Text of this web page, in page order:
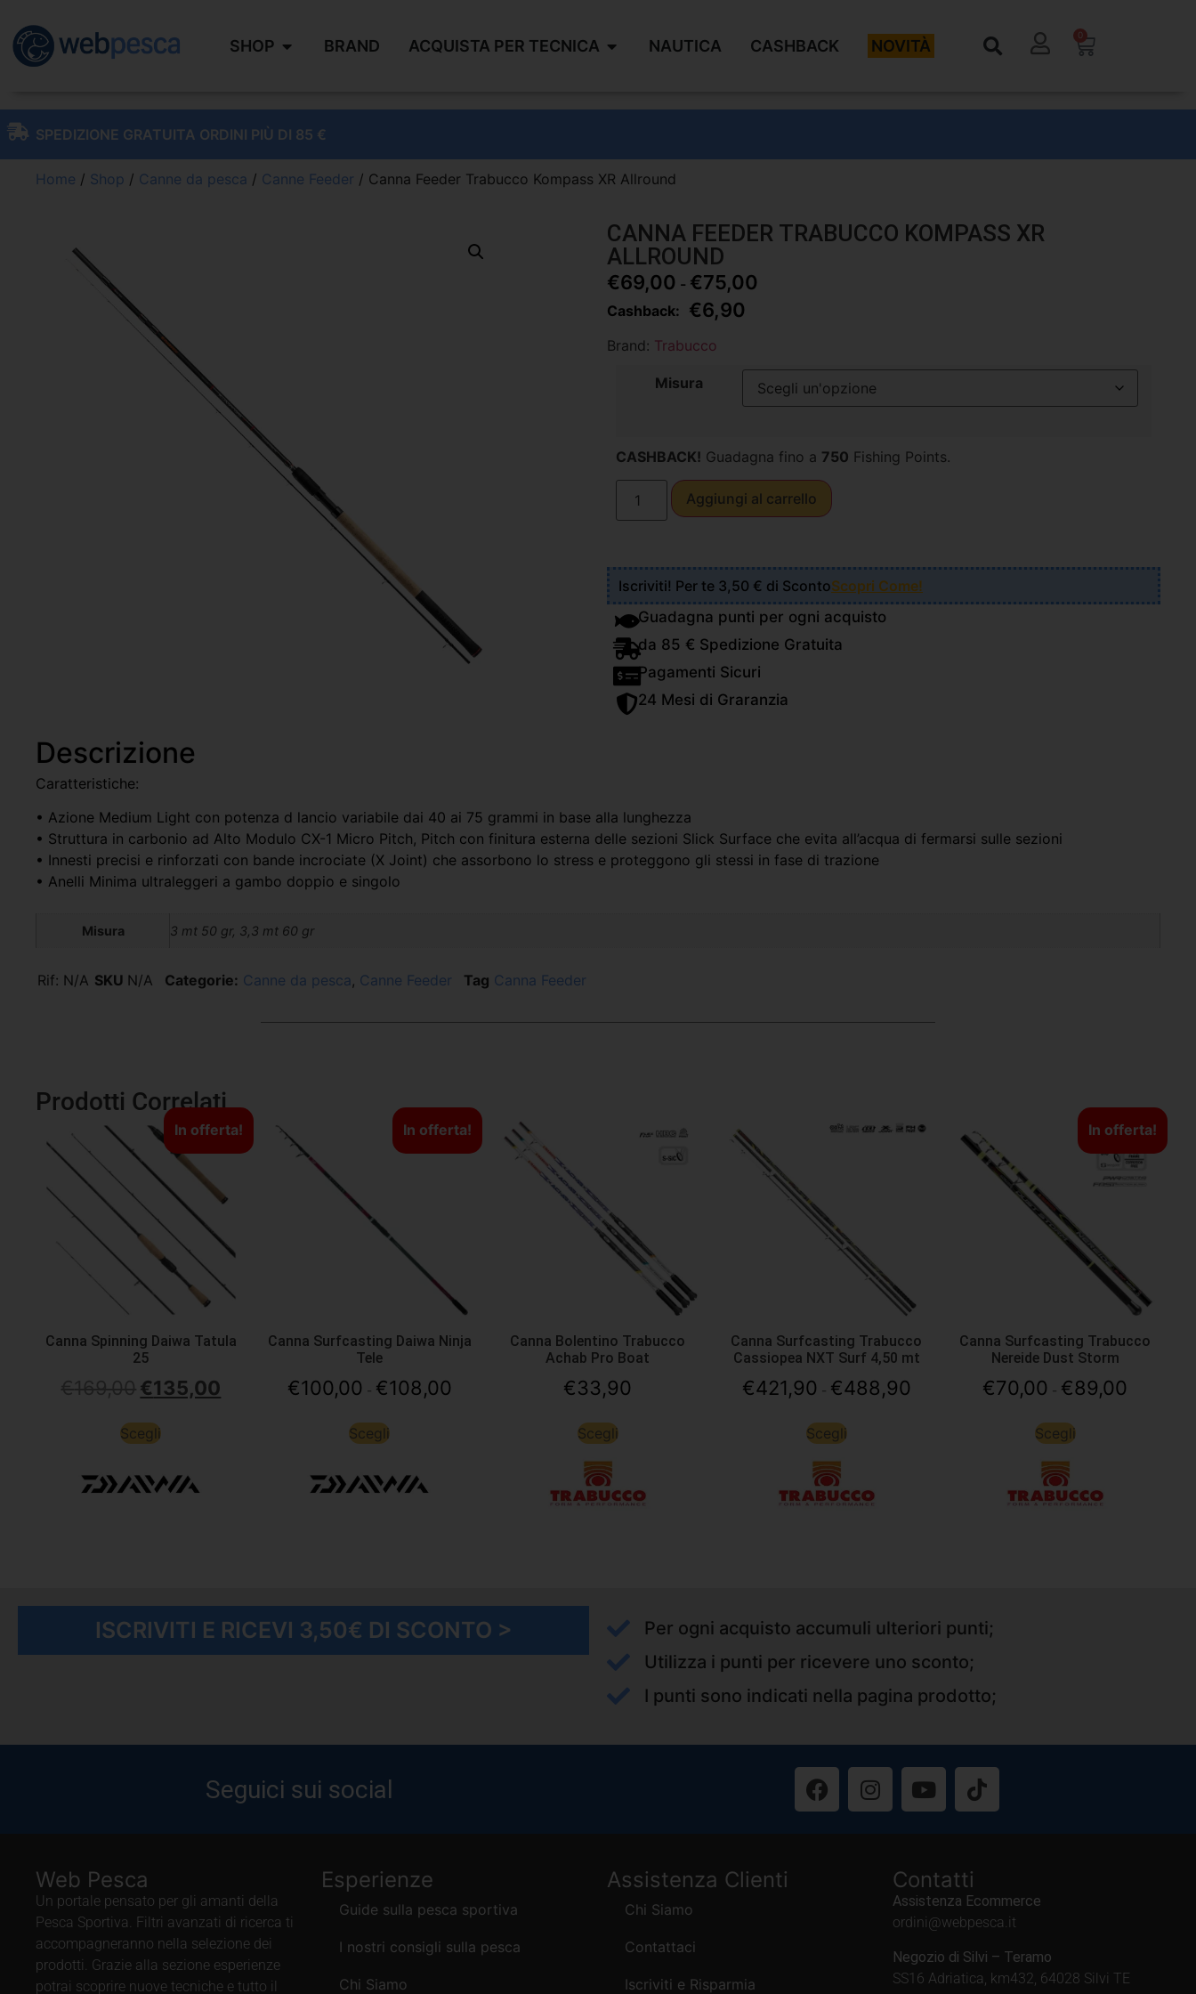
SHOP BRAND ACQUISTA PER TECNICA NAUTICA CASHBACK NOVITÀ
0
SPEDIZIONE GRATUITA ORDINI PIÙ DI 85 €
Home / Shop / Canne da pesca / Canne Feeder / Canna Feeder Trabucco Kompass XR Allround
CANNA FEEDER TRABUCCO KOMPASS XR
ALLROUND
€69,00 - €75,00
Cashback: €6,90
Brand: Trabucco
Misura
CASHBACK! Guadagna fino a 750 Fishing Points.
Aggiungi al carrello
Iscriviti! Per te 3,50 € di ScontoScopri Come!
Guadagna punti per ogni acquisto
da 85 € Spedizione Gratuita
Pagamenti Sicuri
24 Mesi di Graranzia
Descrizione
Caratteristiche:
• Azione Medium Light con potenza d lancio variabile dai 40 ai 75 grammi in base alla lunghezza
• Struttura in carbonio ad Alto Modulo CX-1 Micro Pitch, Pitch con finitura esterna delle sezioni Slick Surface che evita all’acqua di fermarsi sulle sezioni
• Innesti precisi e rinforzati con bande incrociate (X Joint) che assorbono lo stress e proteggono gli stessi in fase di trazione
• Anelli Minima ultraleggeri a gambo doppio e singolo
Misura 3 mt 50 gr, 3,3 mt 60 gr
Rif: N/A SKU N/A Categorie: Canne da pesca, Canne Feeder Tag Canna Feeder
Prodotti Correlati
In offerta!
Canna Spinning Daiwa Tatula
25
€135,00
Scegli
In offerta!
Canna Surfcasting Daiwa Ninja
Tele
€100,00 - €108,00
Scegli
Canna Bolentino Trabucco
Achab Pro Boat
€33,90
Scegli
Canna Surfcasting Trabucco
Cassiopea NXT Surf 4,50 mt
€421,90 - €488,90
Scegli
In offerta!
Canna Surfcasting Trabucco
Nereide Dust Storm
€70,00 - €89,00
Scegli
ISCRIVITI E RICEVI 3,50€ DI SCONTO >
Per ogni acquisto accumuli ulteriori punti;
Utilizza i punti per ricevere uno sconto;
I punti sono indicati nella pagina prodotto;
Seguici sui social
Web Pesca
Un portale pensato per gli amanti della
Pesca Sportiva. Filtri avanzati di ricerca ti
accompagneranno nella selezione dei
prodotti. Grazie alla sezione esperienze
potrai scoprire nuove tecniche e tutto il
Esperienze
Guide sulla pesca sportiva
I nostri consigli sulla pesca
Chi Siamo
Assistenza Clienti
Chi Siamo
Contattaci
Iscriviti e Risparmia
Contatti
Assistenza Ecommerce
ordini@webpesca.it
Negozio di Silvi – Teramo
SS16 Adriatica, km432, 64028 Silvi TE